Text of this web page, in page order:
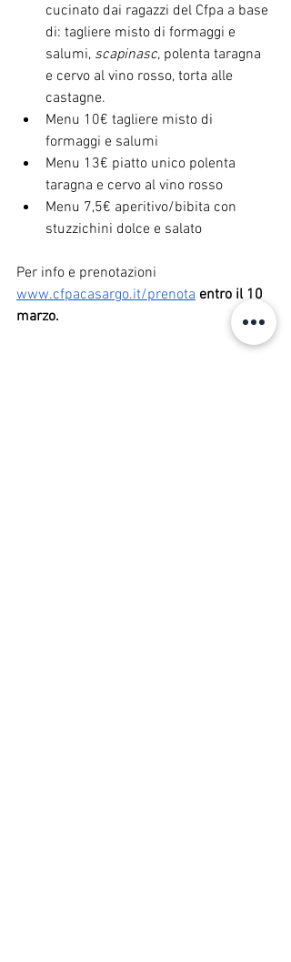
cucinato dai ragazzi del Cfpa a base
di: tagliere misto di formaggi e
salumi, scapinasc, polenta taragna
e cervo al vino rosso, torta alle
castagne.
Menu 10€ tagliere misto di
formaggi e salumi
Menu 13€ piatto unico polenta
taragna e cervo al vino rosso
Menu 7,5€ aperitivo/bibita con
stuzzichini dolce e salato
Per info e prenotazioni
www.cfpacasargo.it/prenota entro il 10
marzo.